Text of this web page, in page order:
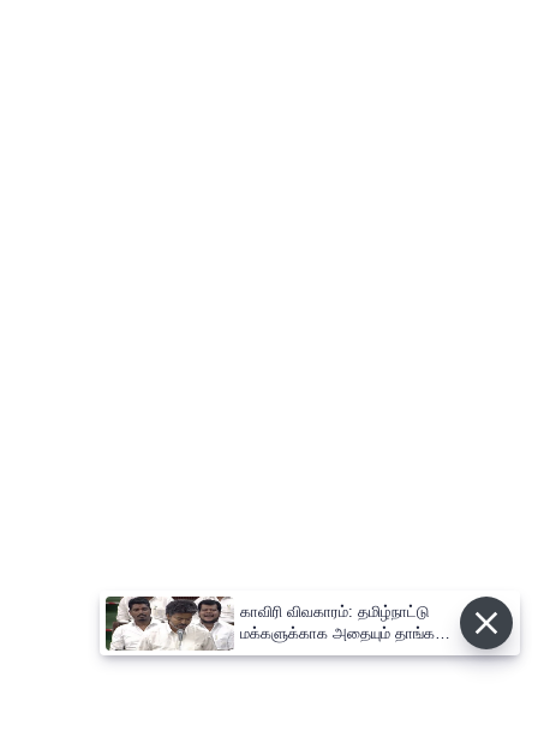
காவிரி விவகாரம்: தமிழ்நாட்டு
மக்களுக்காக அதையும் தாங்க
நான் தயாராக இருக்கிறேன் ;